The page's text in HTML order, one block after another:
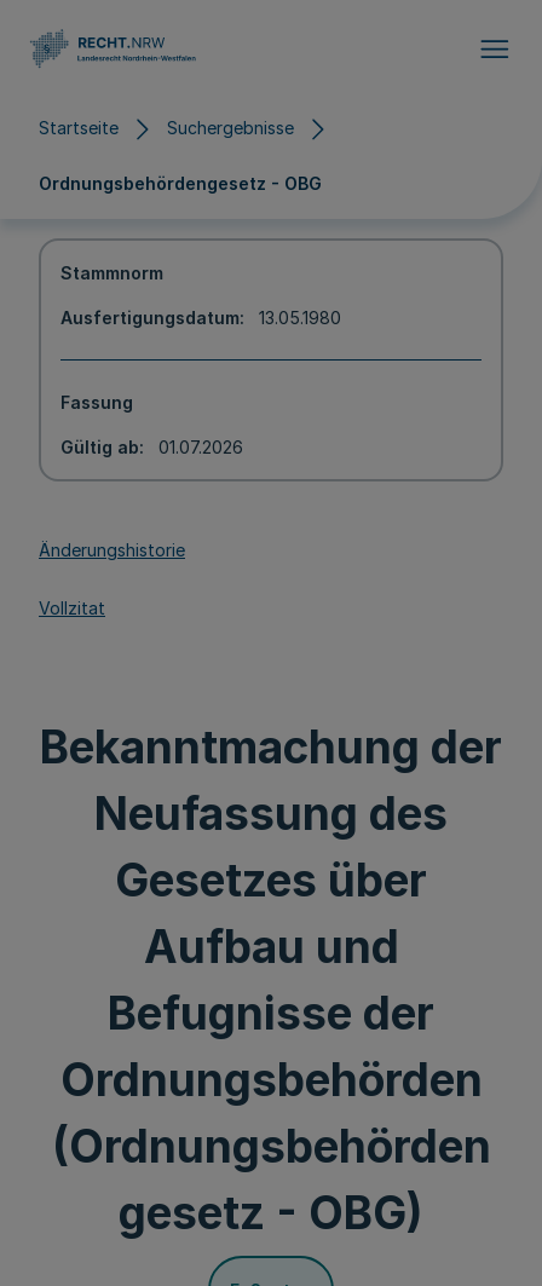
Startseite Suchergebnisse
Ordnungsbehördengesetz - OBG
Stammnorm
Ausfertigungsdatum 13.05.1980
Fassung
Gültig ab 01.07.2026
Änderungshistorie
Vollzitat
Bekanntmachung der
Neufassung des
Gesetzes über
Aufbau und
Befugnisse der
Ordnungsbehörden
(Ordnungsbehörden
gesetz - OBG)